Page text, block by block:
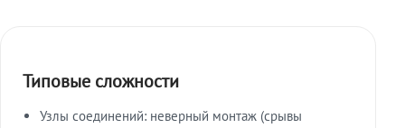
Типовые сложности
Узлы соединений: неверный монтаж (срывы